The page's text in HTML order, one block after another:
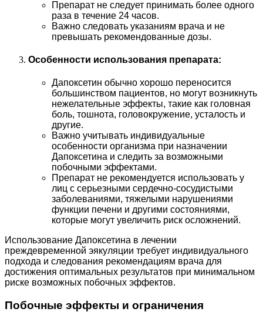
Препарат не следует принимать более одного
раза в течение 24 часов.
Важно следовать указаниям врача и не
превышать рекомендованные дозы.
Особенности использования препарата:
Дапоксетин обычно хорошо переносится
большинством пациентов, но могут возникнуть
нежелательные эффекты, такие как головная
боль, тошнота, головокружение, усталость и
другие.
Важно учитывать индивидуальные
особенности организма при назначении
Дапоксетина и следить за возможными
побочными эффектами.
Препарат не рекомендуется использовать у
лиц с серьезными сердечно-сосудистыми
заболеваниями, тяжелыми нарушениями
функции печени и другими состояниями,
которые могут увеличить риск осложнений.
Использование Дапоксетина в лечении
преждевременной эякуляции требует индивидуального
подхода и следования рекомендациям врача для
достижения оптимальных результатов при минимальном
риске возможных побочных эффектов.
Побочные эффекты и ограничения